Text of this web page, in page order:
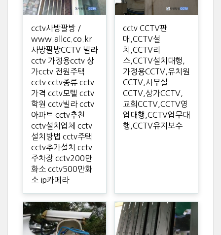
cctv사방팔방 /
www.allcc.co.kr
사방팔방CCTV 빌라
cctv 가정용cctv 상
가cctv 전원주택
cctv cctv종류 cctv
가격 cctv모텔 cctv
학원 cctv빌라 cctv
아파트 cctv추천
cctv설치업체 cctv
설치방법 cctv주택
cctv추가설치 cctv
주차장 cctv200만
화소 cctv500만화
소 ip카메라
cctv CCTV판
매,CCTV설
치,CCTV리
스,CCTV설치대행,
가정용CCTV,유치원
CCTV,사무실
CCTV,상가CCTV,
교회CCTV,CCTV영
업대행,CCTV업무대
행,CCTV유지보수